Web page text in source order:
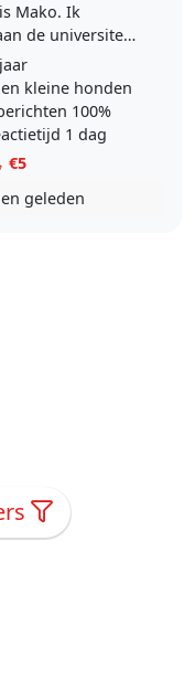
Mako. Ik
de universiteit
van lekker
lekker in de
kleine honden
100%
1 dag
€5
geleden